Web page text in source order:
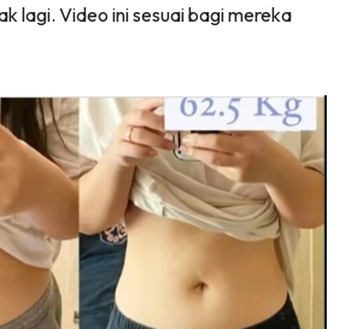
lagi. Video ini sesuai bagi mereka